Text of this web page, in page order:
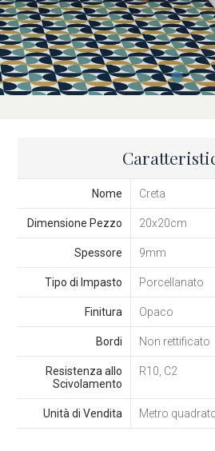
Nome Creta
Dimensione Pezzo 20x20cm
Spessore 9mm
Tipo di Impasto Porcellanato
Finitura Opaco
Bordi Non rettificato
Resistenza allo
Scivolamento
R10, C2
Unità di Vendita Metro